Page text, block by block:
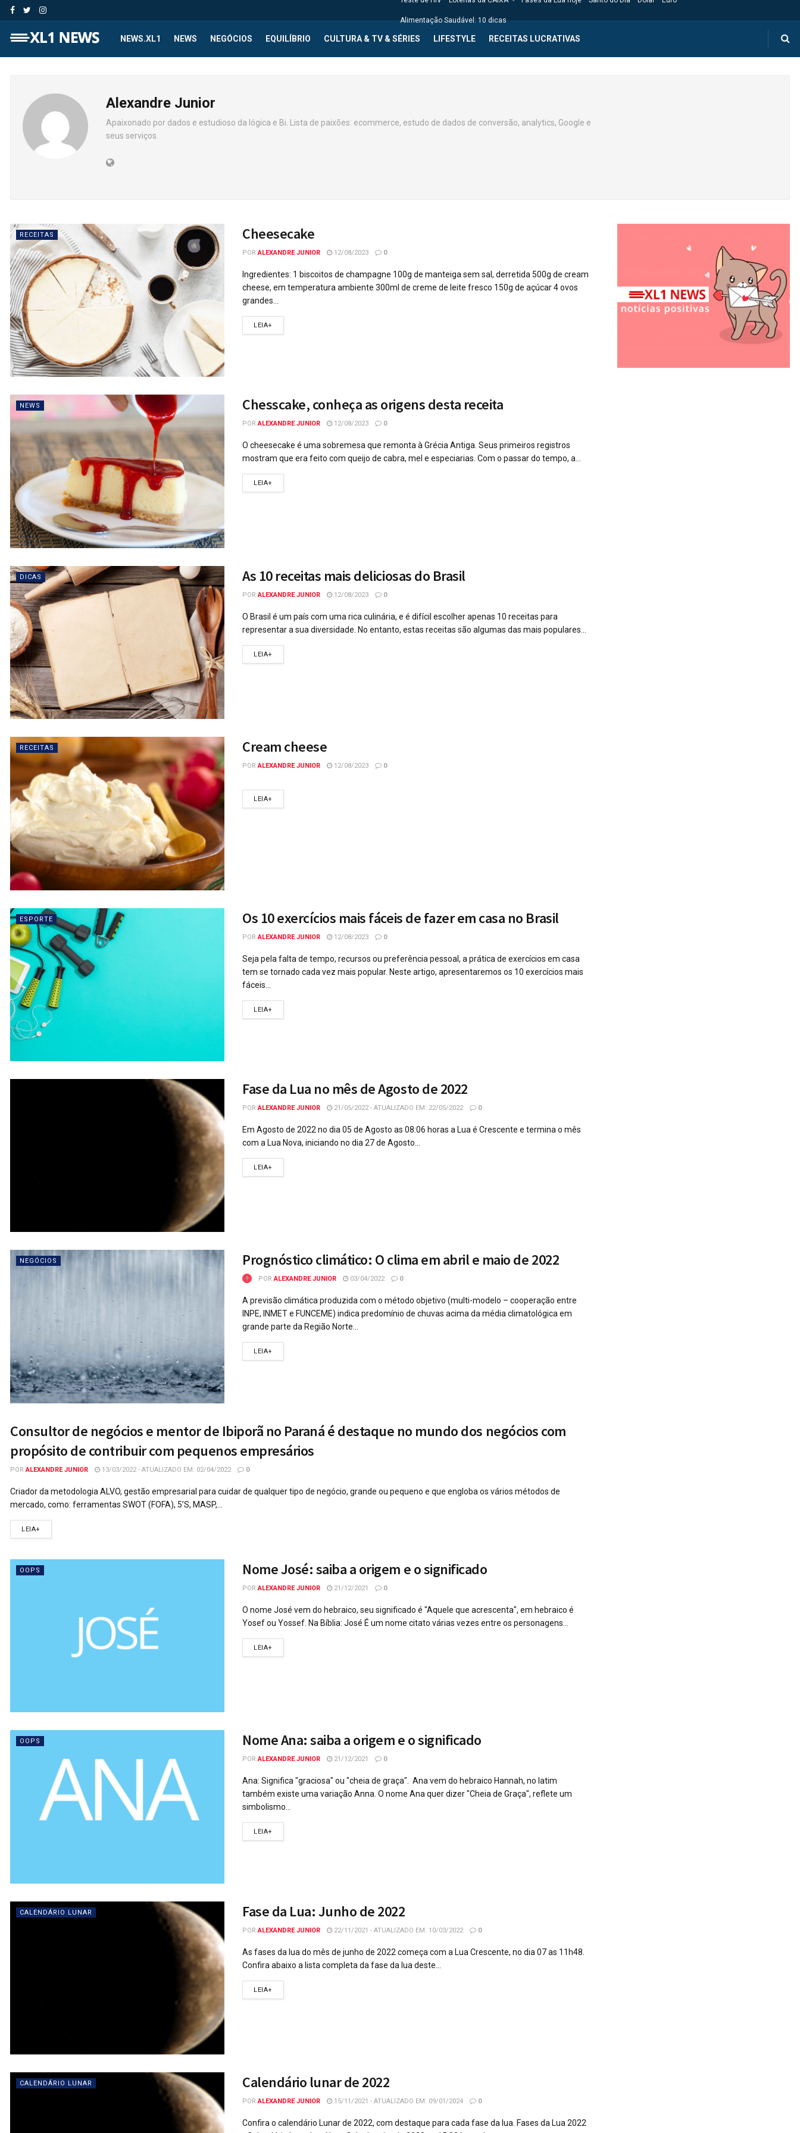
Alimentação Saudável: 10 dicas
NEWS.XL1 NEWS NEGÓCIOS EQUILÍBRIO CULTURA & TV & SÉRIES LIFESTYLE RECEITAS LUCRATIVAS
Alexandre Junior
Apaixonado por dados e estudioso da lógica e Bi. Lista de paixões: ecommerce, estudo de dados de conversão, analytics, Google e
seus serviços.
RECEITAS Cheesecake
POR ALEXANDRE JUNIOR 12/08/2023 0
Ingredientes: 1 biscoitos de champagne 100g de manteiga sem sal, derretida 500g de cream
cheese, em temperatura ambiente 300ml de creme de leite fresco 150g de açúcar 4 ovos
grandes...
LEIA+
NEWS Chesscake, conheça as origens desta receita
POR ALEXANDRE JUNIOR 12/08/2023 0
O cheesecake é uma sobremesa que remonta à Grécia Antiga. Seus primeiros registros
mostram que era feito com queijo de cabra, mel e especiarias. Com o passar do tempo, a...
LEIA+
DICAS As 10 receitas mais deliciosas do Brasil
POR ALEXANDRE JUNIOR 12/08/2023 0
O Brasil é um país com uma rica culinária, e é difícil escolher apenas 10 receitas para
representar a sua diversidade. No entanto, estas receitas são algumas das mais populares...
LEIA+
RECEITAS Cream cheese
POR ALEXANDRE JUNIOR 12/08/2023 0
LEIA+
ESPORTE Os 10 exercícios mais fáceis de fazer em casa no Brasil
POR ALEXANDRE JUNIOR 12/08/2023 0
Seja pela falta de tempo, recursos ou preferência pessoal, a prática de exercícios em casa
tem se tornado cada vez mais popular. Neste artigo, apresentaremos os 10 exercícios mais
fáceis...
LEIA+
Fase da Lua no mês de Agosto de 2022
POR ALEXANDRE JUNIOR 21/05/2022 - ATUALIZADO EM: 22/05/2022 0
Em Agosto de 2022 no dia 05 de Agosto as 08:06 horas a Lua é Crescente e termina o mês
com a Lua Nova, iniciando no dia 27 de Agosto...
LEIA+
NEGÓCIOS Prognóstico climático: O clima em abril e maio de 2022
POR ALEXANDRE JUNIOR 03/04/2022 0
A previsão climática produzida com o método objetivo (multi-modelo – cooperação entre
INPE, INMET e FUNCEME) indica predomínio de chuvas acima da média climatológica em
grande parte da Região Norte...
LEIA+
NEGÓCIOS
Consultor de negócios e mentor de Ibiporã no Paraná é destaque no mundo dos negócios com
propósito de contribuir com pequenos empresários
POR ALEXANDRE JUNIOR 13/03/2022 - ATUALIZADO EM: 02/04/2022 0
Criador da metodologia ALVO, gestão empresarial para cuidar de qualquer tipo de negócio, grande ou pequeno e que engloba os vários métodos de
mercado, como: ferramentas SWOT (FOFA), 5’S, MASP,...
LEIA+
OOPS Nome José: saiba a origem e o significado
POR ALEXANDRE JUNIOR 21/12/2021 0
O nome José vem do hebraico, seu significado é "Aquele que acrescenta", em hebraico é
Yosef ou Yossef. Na Bíblia: José É um nome citato várias vezes entre os personagens...
LEIA+
OOPS Nome Ana: saiba a origem e o significado
POR ALEXANDRE JUNIOR 21/12/2021 0
Ana: Significa "graciosa" ou "cheia de graça". Ana vem do hebraico Hannah, no latim
também existe uma variação Anna. O nome Ana quer dizer "Cheia de Graça", reflete um
simbolismo...
LEIA+
CALENDÁRIO LUNAR Fase da Lua: Junho de 2022
POR ALEXANDRE JUNIOR 22/11/2021 - ATUALIZADO EM: 10/03/2022 0
As fases da lua do mês de junho de 2022 começa com a Lua Crescente, no dia 07 as 11h48.
Confira abaixo a lista completa da fase da lua deste...
LEIA+
CALENDÁRIO LUNAR Calendário lunar de 2022
POR ALEXANDRE JUNIOR 15/11/2021 - ATUALIZADO EM: 09/01/2024 0
Confira o calendário Lunar de 2022, com destaque para cada fase da lua. Fases da Lua 2022